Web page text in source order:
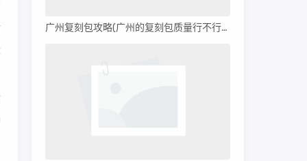
广州复刻包攻略(广州的复刻包质量行不行呀)